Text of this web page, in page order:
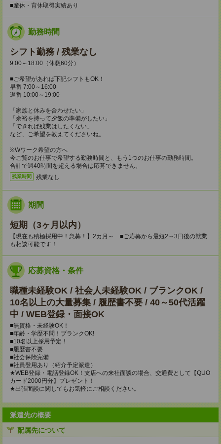
■産休・育休取得実績あり
勤務時間
シフト勤務 / 残業なし
9:00～18:00（休憩60分）
■ご希望があれば下記シフトもOK！
早番 7:00～16:00
遅番 10:00～19:00
「家族と休みを合わせたい」
「余裕を持って夕飯の準備がしたい」
「できれば残業はしたくない」
など、ご希望を教えてくださいね。
※Wワーク希望の方へ
今ご覧のお仕事で希望する勤務時間と、もう1つのお仕事の勤務時間。
合計で週40時間を超える場合は応募できません。
残業時間 残業なし
期間
短期（3ヶ月以内）
【現在も積極採用中！急募！】2カ月～ ■ご応募から最短2～3日後の就業
も相談可能です！
応募資格・条件
職種未経験OK / 社会人未経験OK / ブランクOK /
10名以上の大量募集 / 履歴書不要 / 40～50代活躍
中 / WEB登録・面接OK
■無資格・未経験OK！
■年齢・学歴不問！ブランクOK!
■10名以上採用予定！
■履歴書不要
■社会保険完備
■社員登用あり（紹介予定派遣）
★WEB登録・電話登録OK！支店への来社面談の場合、交通費として【QUO
カード2000円分】プレゼント！
★出張面談に関してもお気軽にご相談ください。
派遣先の概要
配属先について